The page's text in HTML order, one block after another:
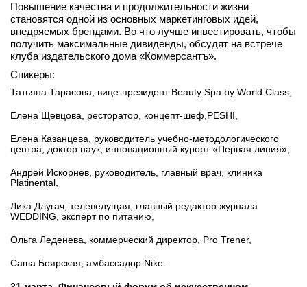
Стать автором
Вход
Повышение качества и продолжительности жизни
становятся одной из основных маркетинговых идей,
внедряемых брендами. Во что лучше инвестировать, чтобы
получить максимальные дивиденды, обсудят на встрече
клуба издательского дома «Коммерсантъ».
Спикеры:
Татьяна Тарасова, вице-президент Beauty Spa by World Class,
Елена Щевцова, ресторатор, концепт-шеф,PESHI,
Елена Казанцева, руководитель учебно-методологического
центра, доктор наук, инновационный курорт «Первая линия»,
Андрей Искорнев, руководитель, главный врач, клиника
Platinental,
Лика Длугач, телеведущая, главный редактор журнала
WEDDING, эксперт по питанию,
Ольга Леденева, коммерческий директор, Pro Trener,
Саша Боярская, амбассадор Nike.